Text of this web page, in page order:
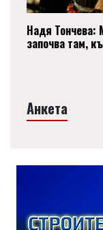
Надя Тончева:
започва там,
Анкета